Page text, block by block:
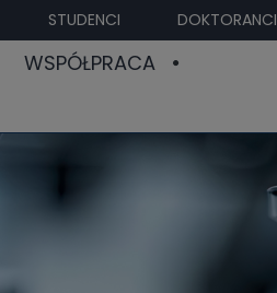
STUDENCI DOKTORANCI
WSPÓŁPRACA